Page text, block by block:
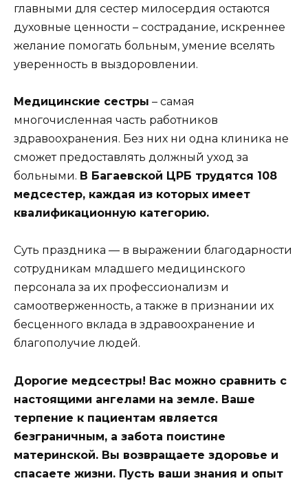
главными для сестер милосердия остаются
духовные ценности – сострадание, искреннее
желание помогать больным, умение вселять
уверенность в выздоровлении.
Медицинские сестры – самая
многочисленная часть работников
здравоохранения. Без них ни одна клиника не
сможет предоставлять должный уход за
больными. В Багаевской ЦРБ трудятся 108
медсестер, каждая из которых имеет
квалификационную категорию.
Суть праздника — в выражении благодарности
сотрудникам младшего медицинского
персонала за их профессионализм и
самоотверженность, а также в признании их
бесценного вклада в здравоохранение и
благополучие людей.
Дорогие медсестры! Вас можно сравнить с
настоящими ангелами на земле. Ваше
терпение к пациентам является
безграничным, а забота поистине
материнской. Вы возвращаете здоровье и
спасаете жизни. Пусть ваши знания и опыт